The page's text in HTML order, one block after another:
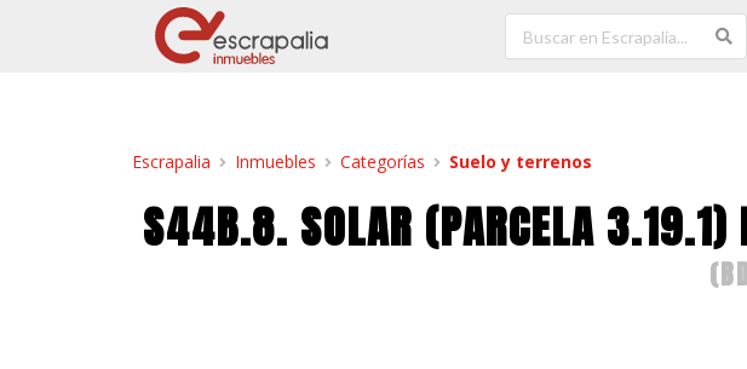
Escrapalia Inmuebles Categorías Suelo y terrenos
S44B.8. SOLAR (PARCELA 3.19.1)
(